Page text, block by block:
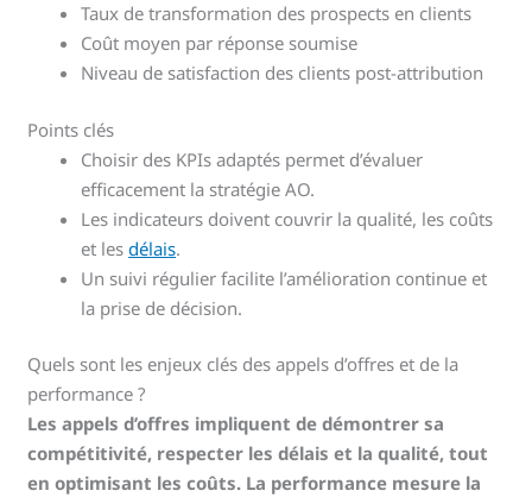
Taux de transformation des prospects en clients
Coût moyen par réponse soumise
Niveau de satisfaction des clients post-attribution
Points clés
Choisir des KPIs adaptés permet d’évaluer
efficacement la stratégie AO.
Les indicateurs doivent couvrir la qualité, les coûts
et lesdélais.
Un suivi régulier facilite l’amélioration continue et
la prise de décision.
Quels sont les enjeux clés des appels d’offres et de la
performance ?
Les appels d’offres impliquent de démontrer sa
compétitivité, respecter les délais et la qualité, tout
en optimisant les coûts. La performance mesure la